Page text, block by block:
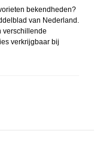
bekendheden?
van Nederland.
verschillende
verkrijgbaar bij